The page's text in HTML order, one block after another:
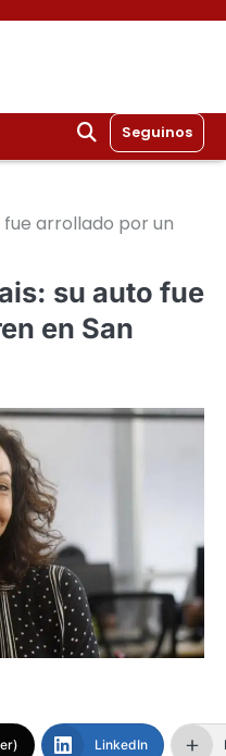
Seguinos
fue arrollado por un
su auto fue
en San
LinkedIn